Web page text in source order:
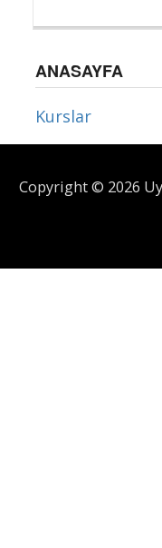
ANASAYFA
Kurslar
Copyright © 2026